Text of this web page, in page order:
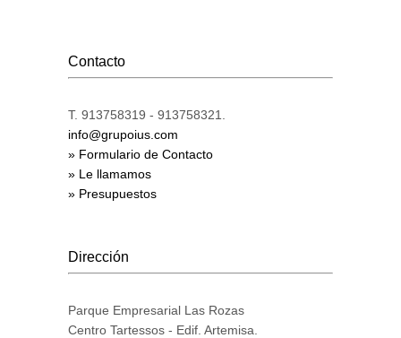
Contacto
T. 913758319 - 913758321.
info@grupoius.com
» Formulario de Contacto
» Le llamamos
» Presupuestos
Dirección
Parque Empresarial Las Rozas
Centro Tartessos - Edif. Artemisa.